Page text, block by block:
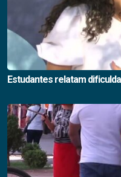
Estudantes relatam